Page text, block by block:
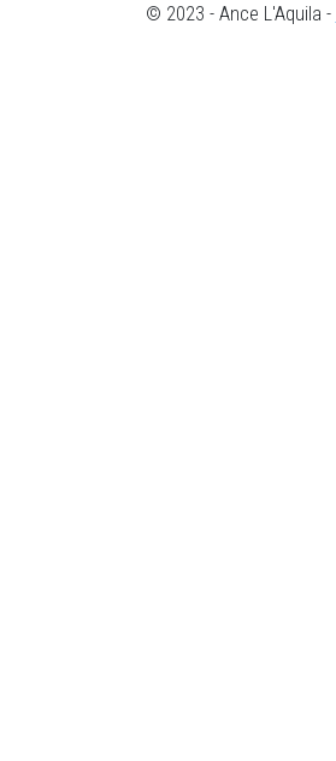
© 2023 - Ance L'Aquila -